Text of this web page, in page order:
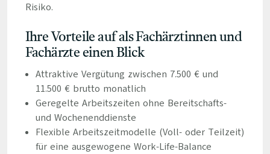
Risiko.
Ihre Vorteile auf als Fachärztinnen und
Fachärzte einen Blick
Attraktive Vergütung zwischen 7.500 € und
11.500 € brutto monatlich
Geregelte Arbeitszeiten ohne Bereitschafts-
und Wochenenddienste
Flexible Arbeitszeitmodelle (Voll- oder Teilzeit)
für eine ausgewogene Work-Life-Balance